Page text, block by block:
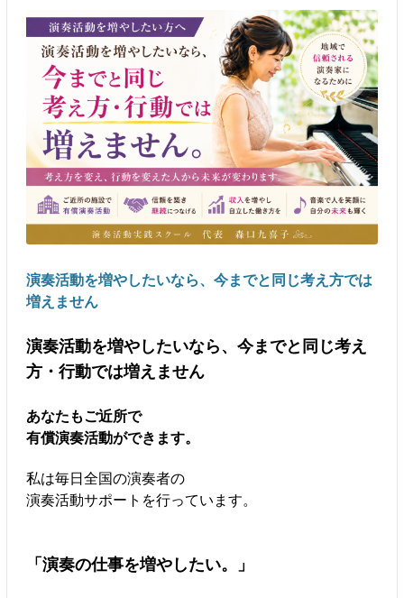
演奏活動を増やしたいなら、今までと同じ考え方では
増えません
演奏活動を増やしたいなら、今までと同じ考え
方・行動では増えません
あなたもご近所で
有償演奏活動ができます。
私は毎日全国の演奏者の
演奏活動サポートを行っています。
「演奏の仕事を増やしたい。」